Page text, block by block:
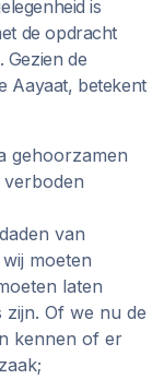
is
de opdracht
Gezien de
Aayaat, betekent
gehoorzamen
verboden
van
moeten
laten
Of we nu de
kennen of er